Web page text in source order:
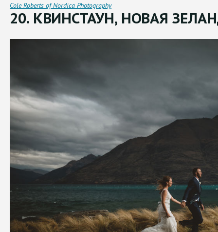
Cole Roberts of Nordica Photography
20. КВИНСТАУН, НОВАЯ